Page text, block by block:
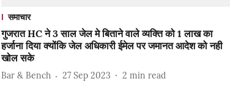
समाचार
गुजरात HC ने 3 साल जेल मे बिताने वाले व्यक्ति को 1 लाख का
हर्जाना दिया क्योंकि जेल अधिकारी ईमेल पर जमानत आदेश को नही
खोल सके
Bar & Bench 27 Sep 2023 2 min read